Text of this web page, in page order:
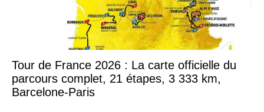
Tour de France 2026 : La carte officielle du
parcours complet, 21 étapes, 3 333 km,
Barcelone-Paris